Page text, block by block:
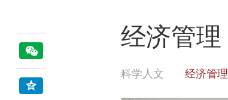
经济管理
科学人文 经济管理